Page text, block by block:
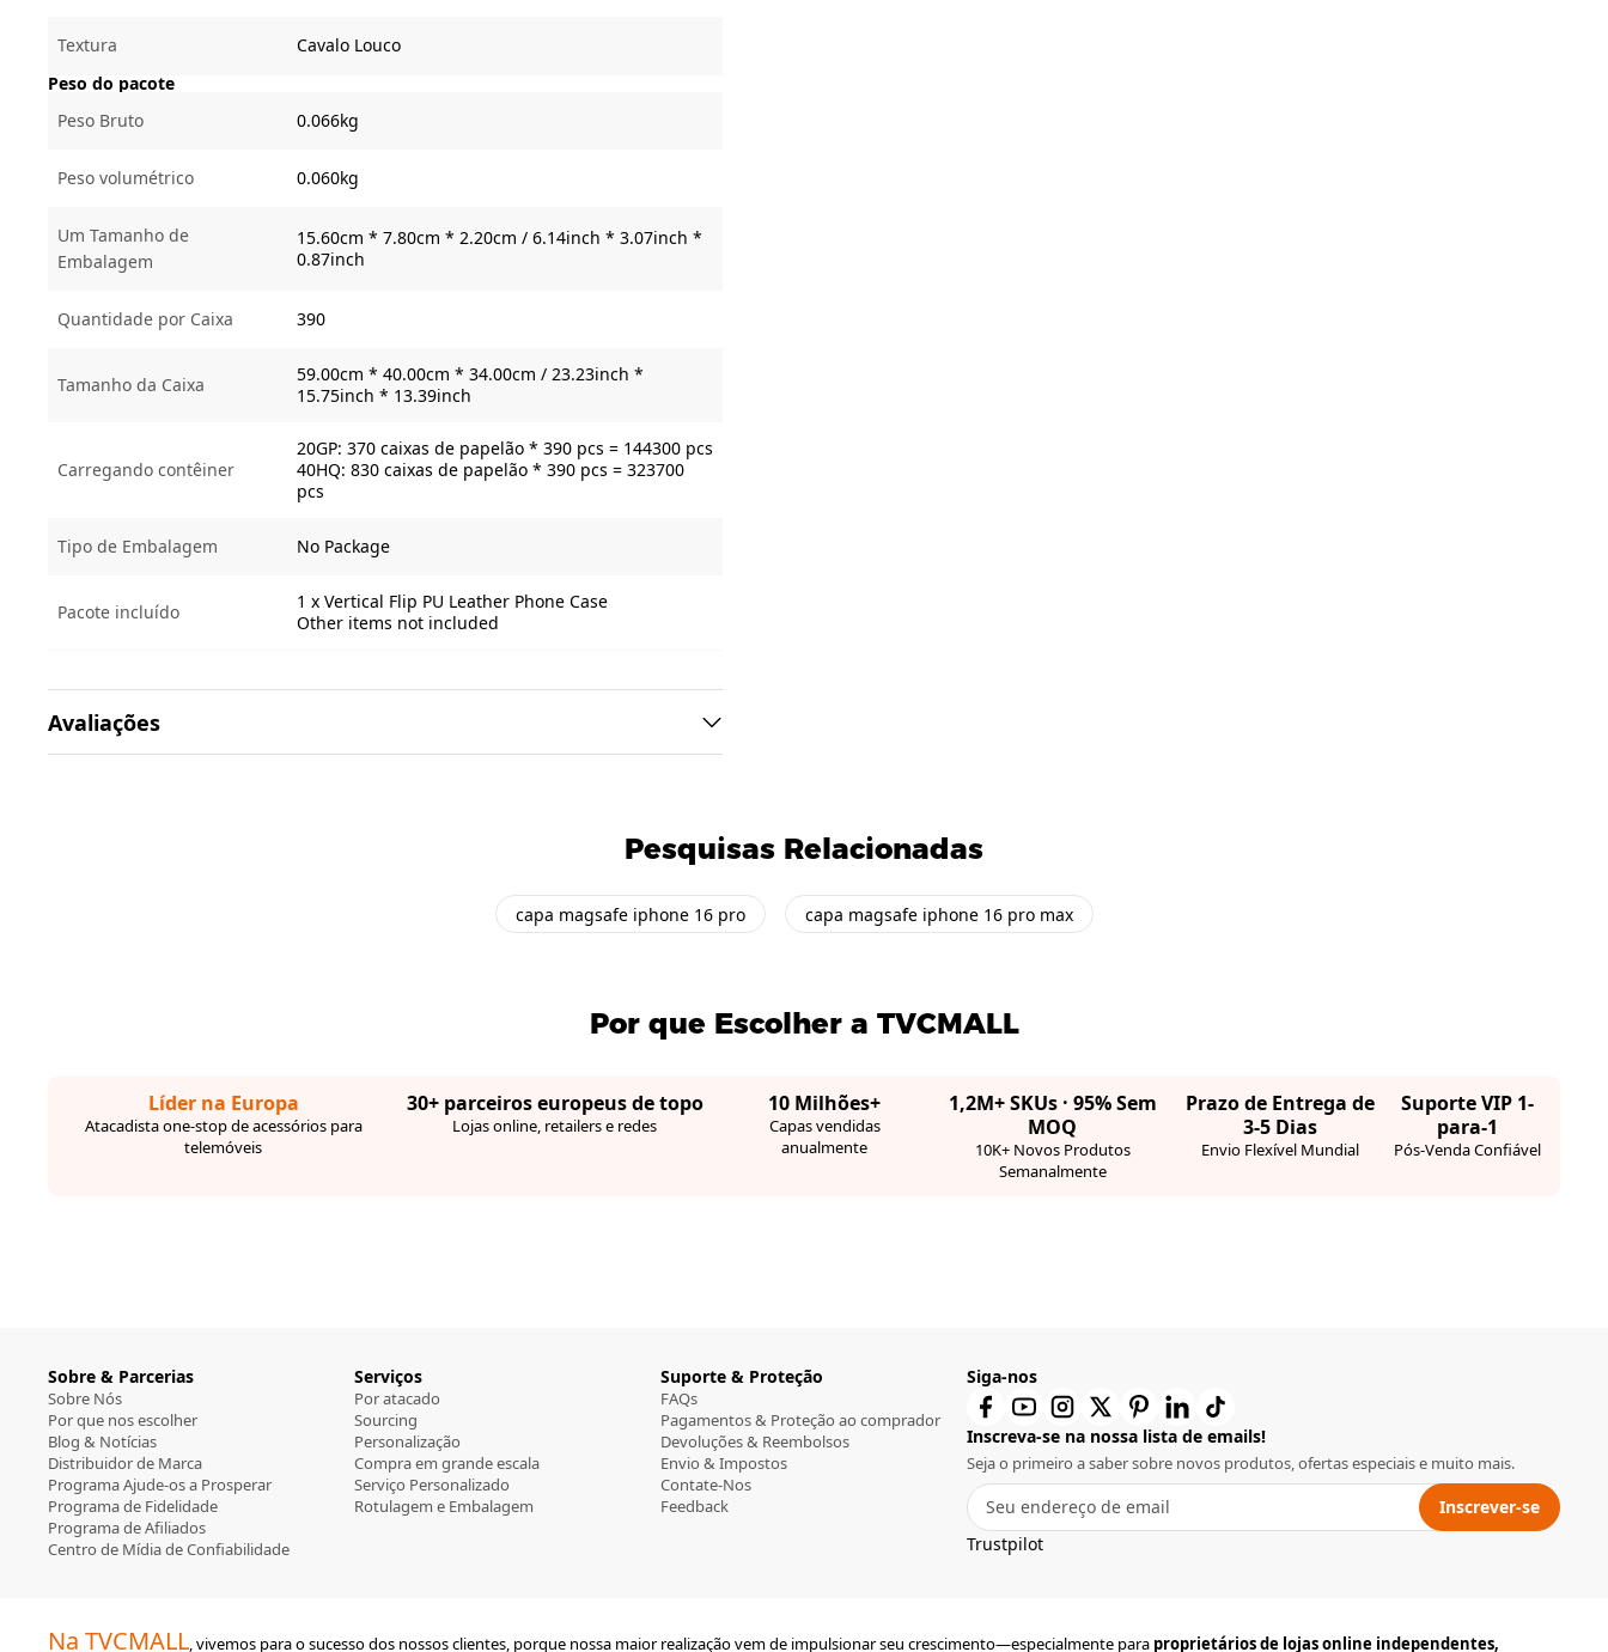
Textura
Cavalo Louco
Peso do pacote
Peso Bruto
0.066kg
Peso volumétrico 0.060kg
Um Tamanho de
Embalagem
15.60cm * 7.80cm * 2.20cm / 6.14inch * 3.07inch *
0.87inch
Quantidade por Caixa 390
Tamanho da Caixa
59.00cm * 40.00cm * 34.00cm / 23.23inch *
15.75inch * 13.39inch
Carregando contêiner
20GP: 370 caixas de papelão * 390 pcs = 144300 pcs
40HQ: 830 caixas de papelão * 390 pcs = 323700
pcs
Tipo de Embalagem No Package
Pacote incluído
1 x Vertical Flip PU Leather Phone Case
Other items not included
Avaliações
Pesquisas Relacionadas
capa magsafe iphone 16 pro capa magsafe iphone 16 pro max
Por que Escolher a TVCMALL
Líder na Europa
Atacadista one-stop de acessórios para
telemóveis
30+ parceiros europeus de topo
Lojas online, retailers e redes
10 Milhões+
Capas vendidas
anualmente
1,2M+ SKUs · 95% Sem
MOQ
10K+ Novos Produtos
Semanalmente
Prazo de Entrega de
3-5 Dias
Envio Flexível Mundial
Suporte VIP 1-
para-1
Pós-Venda Confiável
Sobre & Parcerias
Sobre Nós
Por que nos escolher
Blog & Notícias
Distribuidor de Marca
Programa Ajude-os a Prosperar
Programa de Fidelidade
Programa de Afiliados
Centro de Mídia de Confiabilidade
Serviços
Por atacado
Sourcing
Personalização
Compra em grande escala
Serviço Personalizado
Rotulagem e Embalagem
Suporte & Proteção
FAQs
Pagamentos & Proteção ao comprador
Devoluções & Reembolsos
Envio & Impostos
Contate-Nos
Feedback
Siga-nos
Inscreva-se na nossa lista de emails!
Seja o primeiro a saber sobre novos produtos, ofertas especiais e muito mais.
Inscrever-se
Trustpilot
Na TVCMALL, vivemos para o sucesso dos nossos clientes, porque nossa maior realização vem de impulsionar seu crescimento—especialmente para proprietários de lojas online independentes,